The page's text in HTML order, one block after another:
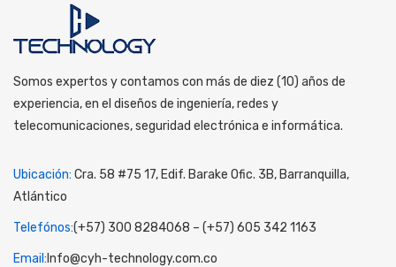
Somos expertos y contamos con más de diez (10) años de
experiencia, en el diseños de ingeniería, redes y
telecomunicaciones, seguridad electrónica e informática.
Ubicación: Cra. 58 #75 17, Edif. Barake Ofic. 3B, Barranquilla,
Atlántico
Telefónos:(+57) 300 8284068 – (+57) 605 342 1163
Email: Info@cyh-technology.com.co